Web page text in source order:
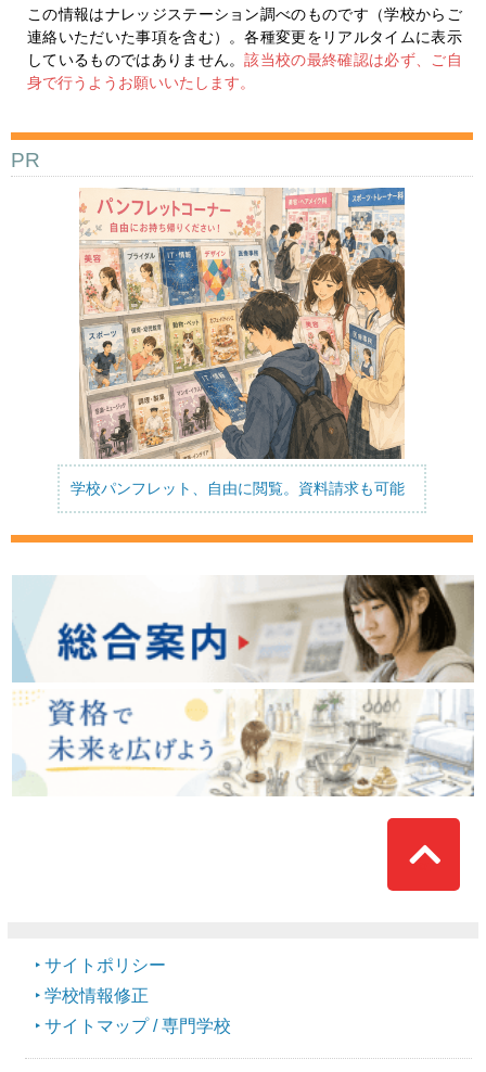
この情報はナレッジステーション調べのものです（学校からご
連絡いただいた事項を含む）。各種変更をリアルタイムに表示
しているものではありません。該当校の最終確認は必ず、ご自
身で行うようお願いいたします。
PR
学校パンフレット、自由に閲覧。資料請求も可能
Top
サイトポリシー
学校情報修正
サイトマップ / 専門学校